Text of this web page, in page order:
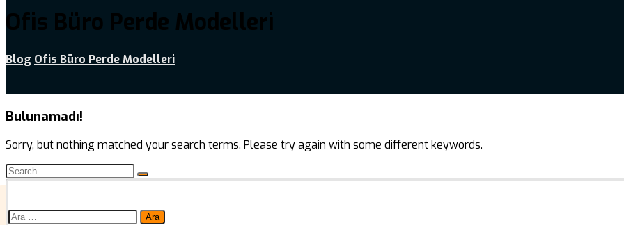
Ofis Büro Perde Modelleri
Blog Ofis Büro Perde Modelleri
Bulunamadı!
Sorry, but nothing matched your search terms. Please try again with some different keywords.
Arama: